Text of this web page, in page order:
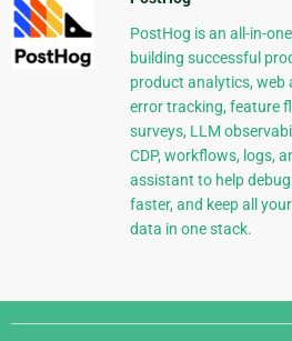
PostHog is an all-in-
building successful
product analytics, web
error tracking, feature
surveys, LLM
CDP, workflows, logs,
assistant to help
faster, and keep all
data in one stack.
Django